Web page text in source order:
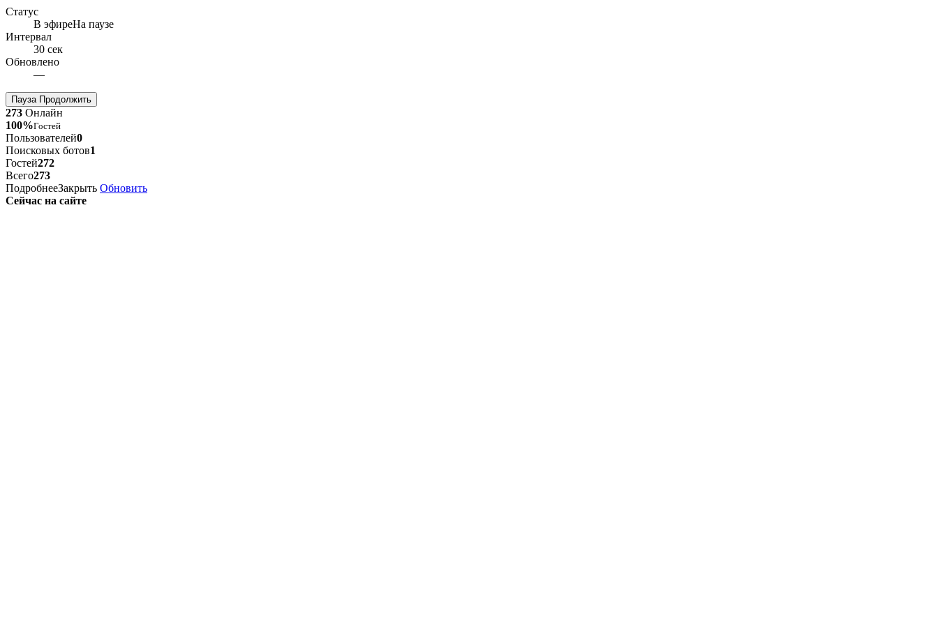
Статус
В эфиреНа паузе
Интервал
30 сек
Обновлено
—
ПаузаПродолжить
273 Онлайн
100%Гостей
Пользователей0
Поисковых ботов1
Гостей272
Всего273
ПодробнееЗакрыть Обновить
Сейчас на сайте